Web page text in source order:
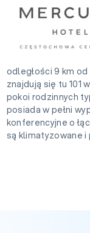
odległości 9 km
znajdują się tu 101
pokoi rodzinnych
posiada w pełni
konferencyjne o
są klimatyzowane i